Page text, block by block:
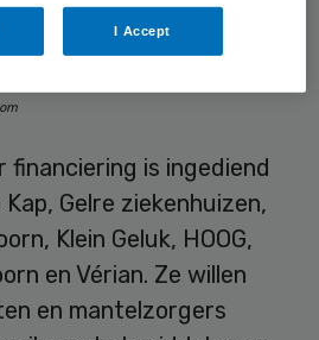
financiering is ingediend
Gelre ziekenhuizen,
Klein Geluk, HOOG,
en Vérian. Ze willen
en mantelzorgers
I Accept